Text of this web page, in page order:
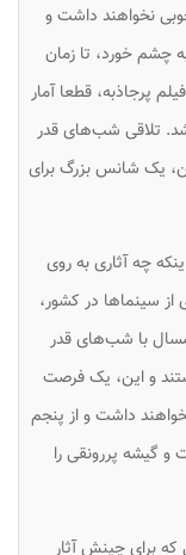
نخواهند داشت و
چشم خورد، تا زمان
آغاز اکران نوروزی تداوم خواهد داشت. با تزریق ۸ فیلم پرجاذبه، قطعا آمار
شد. تلاقی شب‌های قدر
یک شانس بزرگ برای
چه آثاری به روی
از سینماها در کشور،
با شب‌های قدر
و این، یک فرصت
داشت و از پنجم
و گیشه پررونقی را
که برای چینش آثار